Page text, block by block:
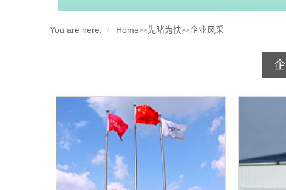
You are here: Home>>先睹为快>>企业风采